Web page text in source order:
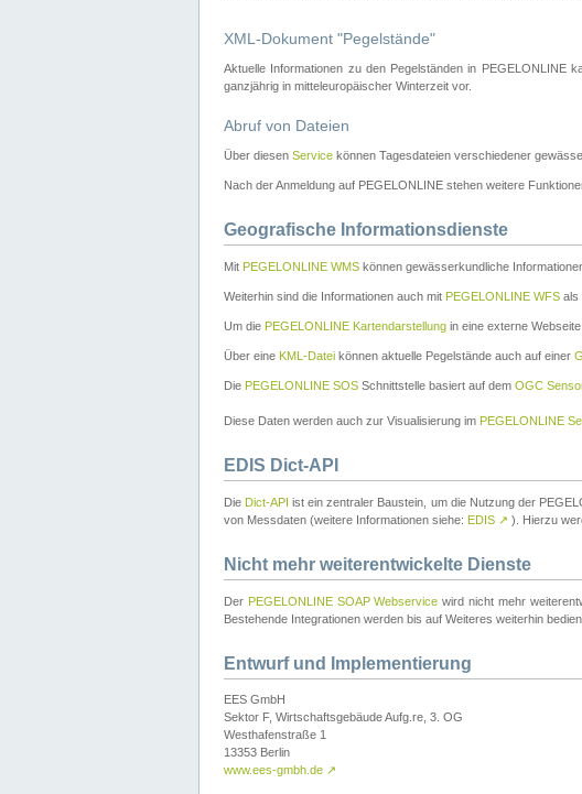
XML-Dokument "Pegelstände"
Aktuelle Informationen zu den Pegelständen in PEGELONLINE
ganzjährig in mitteleuropäischer Winterzeit vor.
Abruf von Dateien
Über diesen Service können Tagesdateien verschiedener
Nach der Anmeldung auf PEGELONLINE stehen weitere
Geografische Informationsdienste
Mit PEGELONLINE WMS können gewässerkundliche
Weiterhin sind die Informationen auch mit PEGELONLINE WFS als
Um die PEGELONLINE Kartendarstellung in eine externe
Über eine KML-Datei können aktuelle Pegelstände auch auf einer
Die PEGELONLINE SOS Schnittstelle basiert auf dem OGC
Diese Daten werden auch zur Visualisierung im PEGELONLINE
EDIS Dict-API
Die Dict-API ist ein zentraler Baustein, um die Nutzung der
von Messdaten (weitere Informationen siehe: EDIS ↗ ). Hierzu
Nicht mehr weiterentwickelte Dienste
Der PEGELONLINE SOAP Webservice wird nicht mehr
Bestehende Integrationen werden bis auf Weiteres weiterhin
Entwurf und Implementierung
EES GmbH
Sektor F, Wirtschaftsgebäude Aufg.re, 3. OG
Westhafenstraße 1
13353 Berlin
www.ees-gmbh.de ↗